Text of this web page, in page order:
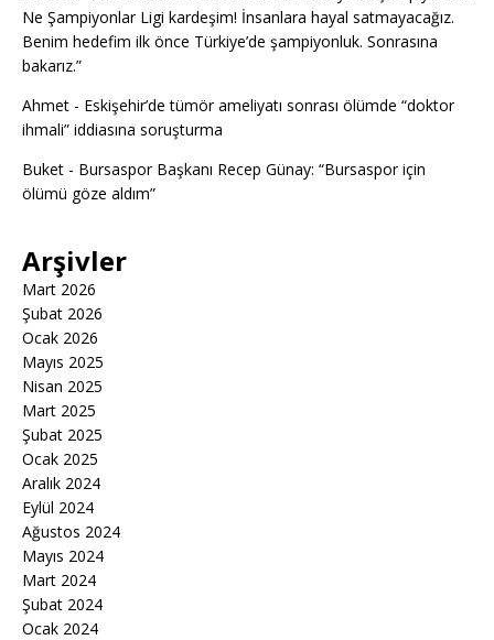
Ne Şampiyonlar Ligi kardeşim! İnsanlara hayal satmayacağız.
Benim hedefim ilk önce Türkiye’de şampiyonluk. Sonrasına
bakarız.”
Ahmet - Eskişehir’de tümör ameliyatı sonrası ölümde “doktor
ihmali” iddiasına soruşturma
Buket - Bursaspor Başkanı Recep Günay: “Bursaspor için
ölümü göze aldım”
Arşivler
Mart 2026
Şubat 2026
Ocak 2026
Mayıs 2025
Nisan 2025
Mart 2025
Şubat 2025
Ocak 2025
Aralık 2024
Eylül 2024
Ağustos 2024
Mayıs 2024
Mart 2024
Şubat 2024
Ocak 2024